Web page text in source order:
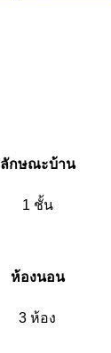
ลักษณะบ้าน
1 ชั้น
ห้องนอน
3 ห้อง